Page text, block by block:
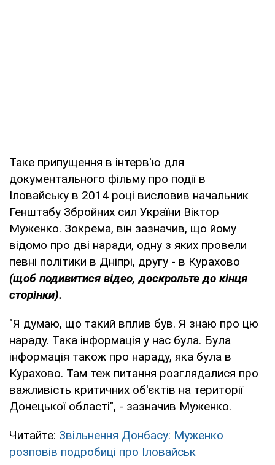
Таке припущення в інтерв'ю для
документального фільму про події в
Іловайську в 2014 році висловив начальник
Генштабу Збройних сил України Віктор
Муженко. Зокрема, він зазначив, що йому
відомо про дві наради, одну з яких провели
певні політики в Дніпрі, другу - в Курахово
(щоб подивитися відео, доскрольте до кінця
сторінки).
"Я думаю, що такий вплив був. Я знаю про цю
нараду. Така інформація у нас була. Була
інформація також про нараду, яка була в
Курахово. Там теж питання розглядалися про
важливість критичних об'єктів на території
Донецької області", - зазначив Муженко.
Читайте: Звільнення Донбасу: Муженко
розповів подробиці про Іловайськ